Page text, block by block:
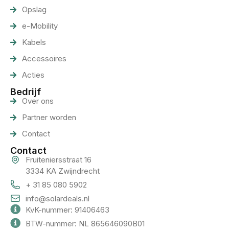
Opslag
e-Mobility
Kabels
Accessoires
Acties
Bedrijf
Over ons
Partner worden
Contact
Contact
Fruiteniersstraat 16
3334 KA Zwijndrecht
+ 31 85 080 5902
info@solardeals.nl
KvK-nummer: 91406463
BTW-nummer: NL 865646090B01